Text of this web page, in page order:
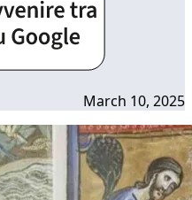
March 10, 2025